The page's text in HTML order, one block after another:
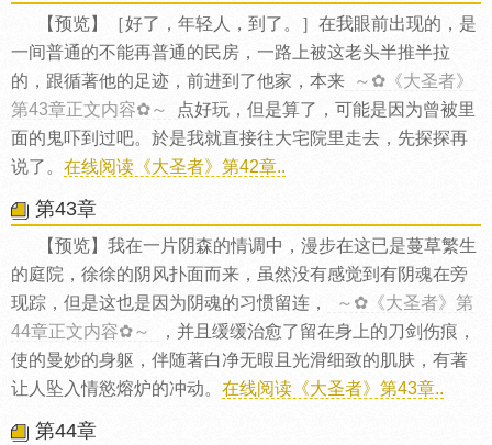
【预览】［好了，年轻人，到了。］在我眼前出现的，是
一间普通的不能再普通的民房，一路上被这老头半推半拉
的，跟循著他的足迹，前进到了他家，本来
～✿《大圣者》
第43章正文内容✿～
点好玩，但是算了，可能是因为曾被里
面的鬼吓到过吧。於是我就直接往大宅院里走去，先探探再
说了。 在线阅读《大圣者》第42章..
第43章
【预览】我在一片阴森的情调中，漫步在这已是蔓草繁生
的庭院，徐徐的阴风扑面而来，虽然没有感觉到有阴魂在旁
现踪，但是这也是因为阴魂的习惯留连，
～✿《大圣者》第
44章正文内容✿～
，并且缓缓治愈了留在身上的刀剑伤痕，
使的曼妙的身躯，伴随著白净无暇且光滑细致的肌肤，有著
让人坠入情慾熔炉的冲动。 在线阅读《大圣者》第43章..
第44章